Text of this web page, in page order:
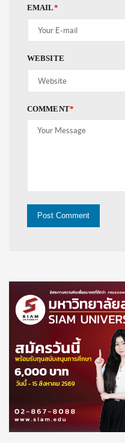
EMAIL*
WEBSITE
COMMENT*